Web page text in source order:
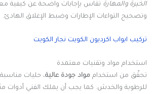
الخبرة والمهارة تقاس بإجابات واضحة عن كيفية
وتصحيح التواءات الإطارات وضبط الإغلاق الهادئ.
تركيب ابواب اكرديون الكويت نجار الكويت
استخدام مواد وتقنيات معتمدة
تحقّق من استخدام مواد جودة عالية، حليات
للرطوبة والخدش. كما يجب أن يملك الفني أدوات